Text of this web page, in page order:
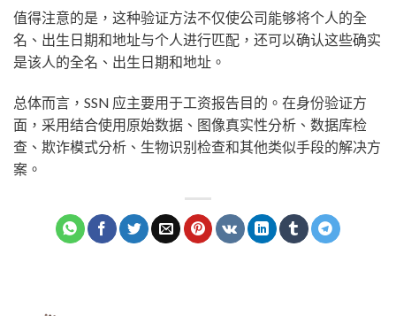
值得注意的是，这种验证方法不仅使公司能够将个人的全
名、出生日期和地址与个人进行匹配，还可以确认这些确实
是该人的全名、出生日期和地址。
总体而言，SSN 应主要用于工资报告目的。在身份验证方
面，采用结合使用原始数据、图像真实性分析、数据库检
查、欺诈模式分析、生物识别检查和其他类似手段的解决方
案。